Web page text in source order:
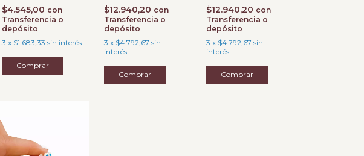
$4.545,00 con
Transferencia o
depósito
3 x $1.683,33 sin interés
$12.940,20 con
Transferencia o
depósito
3 x $4.792,67 sin
interés
$12.940,20 con
Transferencia o
depósito
3 x $4.792,67 sin
interés